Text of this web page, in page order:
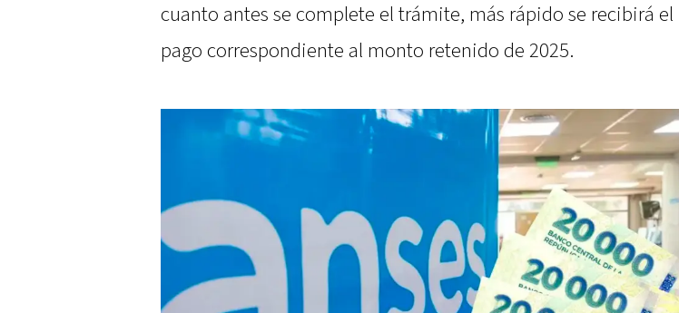
cuanto antes se complete el trámite, más rápido se recibirá el
pago correspondiente al monto retenido de 2025.